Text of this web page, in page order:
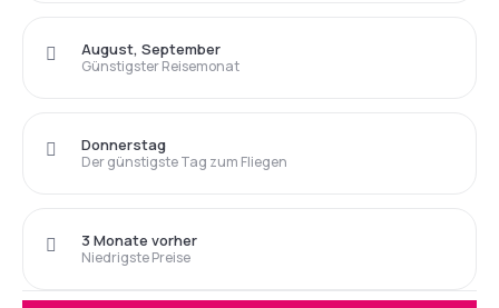
Günstigster Reisemonat
August, September
Der günstigste Tag zum Fliegen
Donnerstag
Niedrigste Preise
3 Monate vorher